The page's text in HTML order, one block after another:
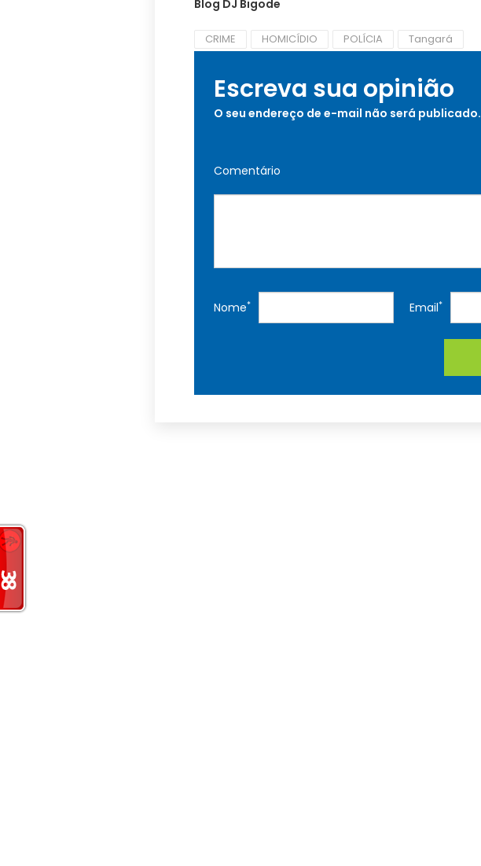
Blog DJ Bigode
CRIME HOMICÍDIO POLÍCIA Tangará
Escreva sua opinião
O seu endereço de e-mail não será publicado.
Comentário
Nome* Email*